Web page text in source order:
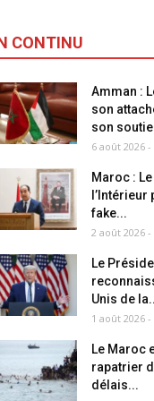
CONTINU
Amman :
son
son
6 août 2026
Maroc :
fake...
2 août 2026
Le
Unis de
1 août 2026
Le Maroc
rapatrier
délais...